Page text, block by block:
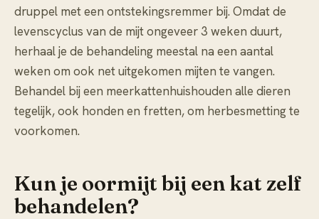
druppel met een ontstekingsremmer bij. Omdat de
levenscyclus van de mijt ongeveer 3 weken duurt,
herhaal je de behandeling meestal na een aantal
weken om ook net uitgekomen mijten te vangen.
Behandel bij een meerkattenhuishouden alle dieren
tegelijk, ook honden en fretten, om herbesmetting te
voorkomen.
Kun je oormijt bij een kat zelf
behandelen?